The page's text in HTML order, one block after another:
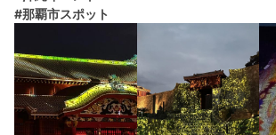
#那覇市スポット